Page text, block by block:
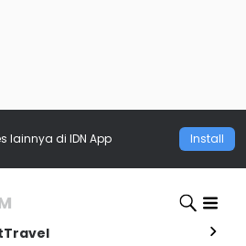
lainnya di IDN App Install
Travel